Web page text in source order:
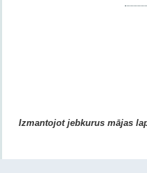
Izmantojot jebkurus mājas